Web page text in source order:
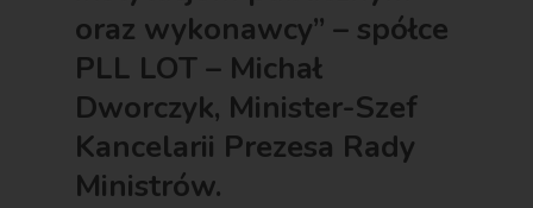
oraz wykonawcy” – spółce
PLL LOT – Michał
Dworczyk, Minister-Szef
Kancelarii Prezesa Rady
Ministrów.